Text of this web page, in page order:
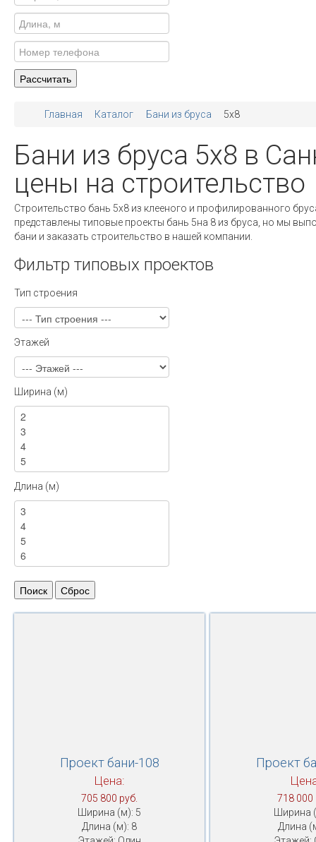
Главная Каталог Бани из бруса 5x8
Бани из бруса 5х8 в
цены на строительство
Строительство бань 5х8 из клееного и профилированного
представлены типовые проекты бань 5на 8 из бруса, но мы
бани и заказать строительство в нашей компании.
Фильтр типовых проектов
Тип строения
Этажей
Ширина (м)
Длина (м)
Проект бани-108
Цена:
705 800 руб.
Ширина (м): 5
Длина (м): 8
Проект
718 000
Ширина
Длина